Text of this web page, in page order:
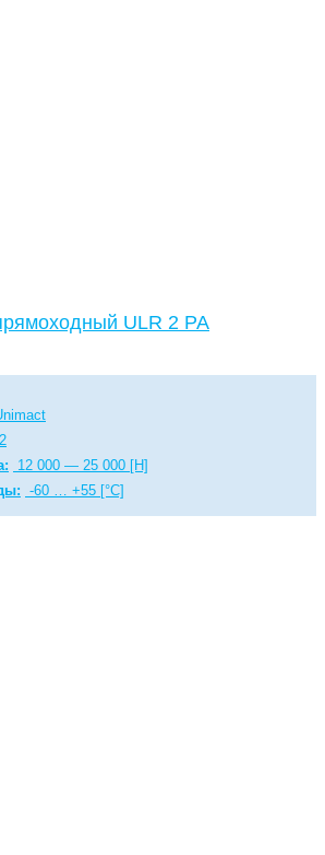
ULR 2 PA
12 000 — 25 000 [Н]
-60 … +55 [°C]